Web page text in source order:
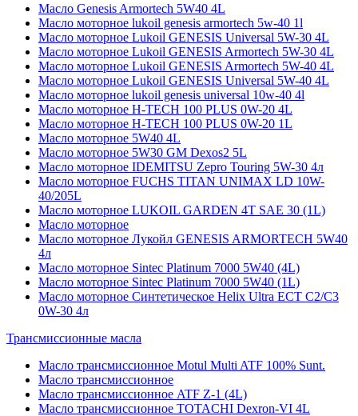
Масло Genesis Armortech 5W40 4L
Масло моторное lukoil genesis armortech 5w-40 1l
Масло моторное Lukoil GENESIS Universal 5W-30 4L
Масло моторное Lukoil GENESIS Armortech 5W-30 4L
Масло моторное Lukoil GENESIS Armortech 5W-40 4L
Масло моторное Lukoil GENESIS Universal 5W-40 4L
Масло моторное lukoil genesis universal 10w-40 4l
Масло моторное H-TECH 100 PLUS 0W-20 4L
Масло моторное H-TECH 100 PLUS 0W-20 1L
Масло моторное 5W40 4L
Масло моторное 5W30 GM Dexos2 5L
Масло моторное IDEMITSU Zepro Touring 5W-30 4л
Масло моторное FUCHS TITAN UNIMAX LD 10W-
40/205L
Масло моторное LUKOIL GARDEN 4Т SAE 30 (1L)
Масло моторное
Масло моторное Лукойл GENESIS ARMORTECH 5W40
4л
Масло моторное Sintec Platinum 7000 5W40 (4L)
Масло моторное Sintec Platinum 7000 5W40 (1L)
Масло моторное Синтетическое Helix Ultra ECT C2/C3
0W-30 4л
Трансмиссионные масла
Масло трансмиссионное Motul Multi ATF 100% Sunt.
Масло трансмиссионное
Масло трансмиссионное ATF Z-1 (4L)
Масло трансмиссионное TOTACHI Dexron-VI 4L